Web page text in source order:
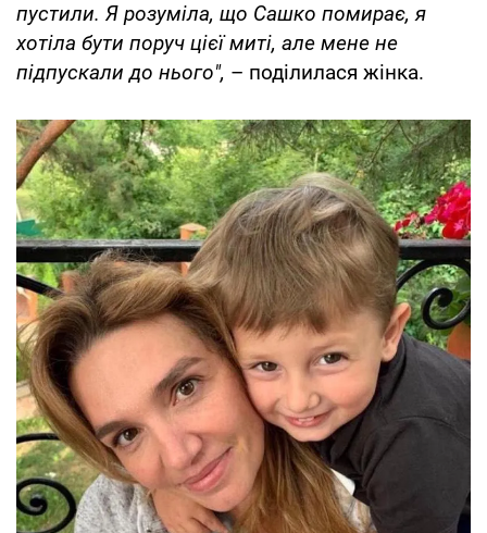
пустили. Я розуміла, що Сашко помирає, я
хотіла бути поруч цієї миті, але мене не
підпускали до нього", – поділилася жінка.